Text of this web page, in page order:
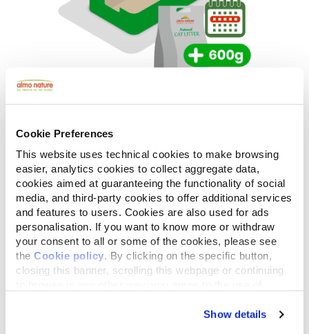
Cookie Preferences
This website uses technical cookies to make browsing
easier, analytics cookies to collect aggregate data,
cookies aimed at guaranteeing the functionality of social
media, and third-party cookies to offer additional services
and features to users. Cookies are also used for ads
personalisation. If you want to know more or withdraw
your consent to all or some of the cookies, please see
the Cookie policy. By clicking on the specific button,
closing this banner, scrolling this webpage or continuing
Show details
Ripristina "la base" versando 600 g di
prodotto. Non scendere mai sotto i 3 cm
di profondità.
4